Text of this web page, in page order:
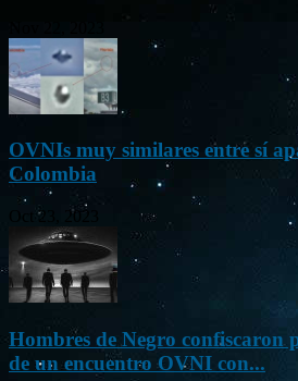
OVNIs muy similares entre sí
Colombia
Oct 23, 2023
Hombres de Negro confiscaron
de un encuentro OVNI con...